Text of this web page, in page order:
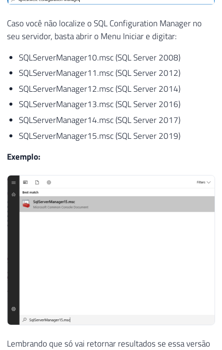
Caso você não localize o SQL Configuration Manager no
seu servidor, basta abrir o Menu Iniciar e digitar:
SQLServerManager10.msc (SQL Server 2008)
SQLServerManager11.msc (SQL Server 2012)
SQLServerManager12.msc (SQL Server 2014)
SQLServerManager13.msc (SQL Server 2016)
SQLServerManager14.msc (SQL Server 2017)
SQLServerManager15.msc (SQL Server 2019)
Exemplo:
Lembrando que só vai retornar resultados se essa versão